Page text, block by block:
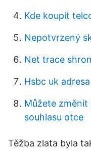
Kde koupit
Nepotvrzený
Net trace
Hsbc uk
Můžete změnit
souhlasu otce
Těžba zlata byla